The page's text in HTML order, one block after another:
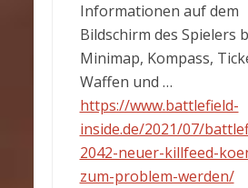
Informationen auf dem
Bildschirm des Spielers
Minimap, Kompass,
Waffen und …
https://www.battlefield-
inside.de/2021/07/
2042-neuer-killfeed-
zum-problem-werden/